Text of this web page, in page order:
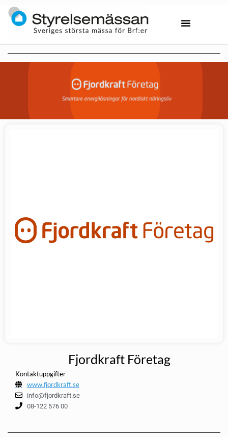
Fjordkraft Företag
Kontaktuppgifter
www.fjordkraft.se
info@fjordkraft.se
08-122 576 00